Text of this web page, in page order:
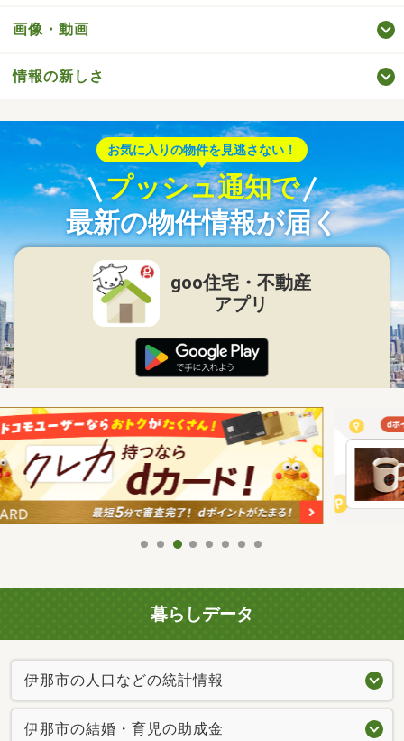
画像・動画
情報の新しさ
お気に入りの物件を見逃さない！
プッシュ通知で
最新の物件情報が届く
goo住宅・不動産
アプリ
暮らしデータ
伊那市の人口などの統計情報
伊那市の結婚・育児の助成金